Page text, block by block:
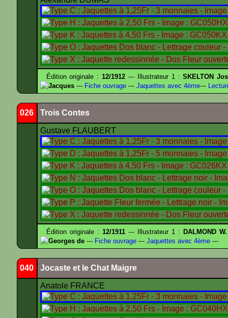
Édition originale :12/1912 --- Illustrateur 1 :SKELTON
Jacques --- Fiche ouvrage --- Jaquettes avec 4ème---
026 Trois Contes
Gustave FLAUBERT
Édition originale : 12/1911 --- Illustrateur 1 : DALMOND W.
Georges de --- Fiche ouvrage --- Jaquettes avec 4ème ---
040 Jocaste et le Chat Maigre
Anatole FRANCE